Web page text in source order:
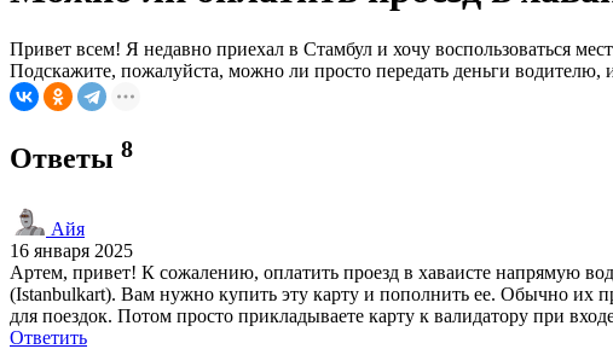
Привет всем! Я недавно приехал в Стамбул и хочу воспользоваться
Подскажите, пожалуйста, можно ли просто передать деньги водителю,
Ответы 8
Айя
16 января 2025
Артем, привет! К сожалению, оплатить проезд в хаваисте напрямую
(Istanbulkart). Вам нужно купить эту карту и пополнить ее. Обычно их
для поездок. Потом просто прикладываете карту к валидатору при
Ответить